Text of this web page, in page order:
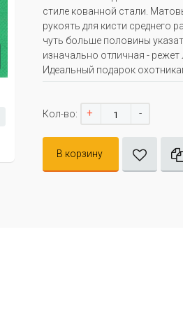
стиле кованной стали.
рукоять для кисти среднего
чуть больше половины
изначально отличная -
Идеальный подарок
Кол-во: + -
В корзину